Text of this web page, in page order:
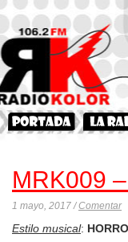
MRK009
1 mayo, 2017 /Comentar
Estilo musical: